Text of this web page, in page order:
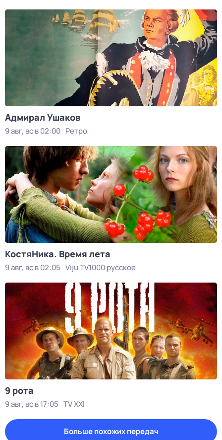
Адмирал Ушаков
9 авг, вс в 02:00 Ретро
КостяНика. Время лета
9 авг, вс в 02:05 Viju TV1000 русское
9 рота
9 авг, вс в 17:05 TV XXI
Больше похожих передач